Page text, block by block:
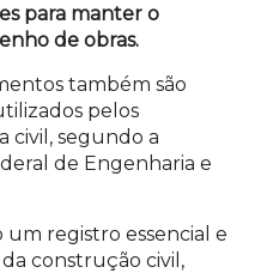
para manter o
de obras.
também são
pelos
civil, segundo a
de Engenharia e
registro essencial e
construção civil,